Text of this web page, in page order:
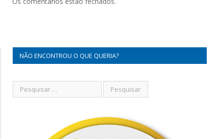
NÃO ENCONTROU O QUE QUERIA?